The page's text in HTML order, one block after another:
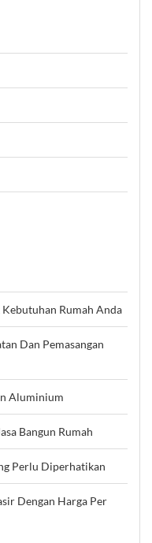
Kebutuhan Rumah Anda
Dan Pemasangan
Aluminium
Bangun Rumah
Perlu Diperhatikan
Dengan Harga Per